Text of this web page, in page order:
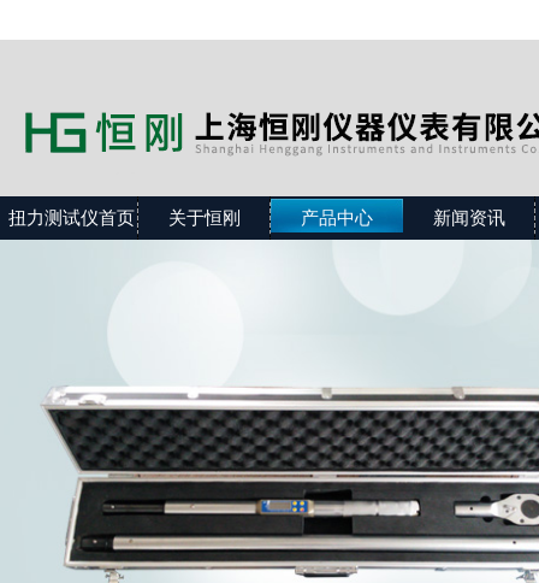
扭力测试仪首页 关于恒刚 产品中心 新闻资讯